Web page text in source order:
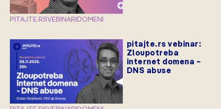
PITAJTE.RSVEBINARIDOMENI
pitajte.rs vebinar:
Zloupotreba
internet domena –
DNS abuse